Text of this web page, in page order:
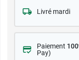
Livré mardi
Paiement
Pay)